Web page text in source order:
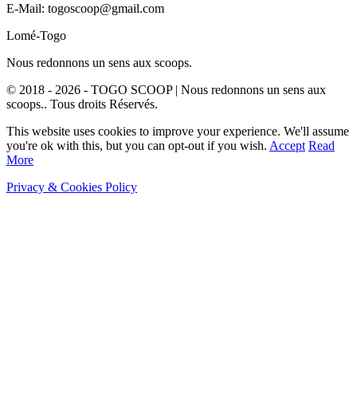
E-Mail: togoscoop@gmail.com
Lomé-Togo
Nous redonnons un sens aux scoops.
© 2018 - 2026 - TOGO SCOOP | Nous redonnons un sens aux
scoops.. Tous droits Réservés.
This website uses cookies to improve your experience. We'll assume
you're ok with this, but you can opt-out if you wish. Accept Read
More
Privacy & Cookies Policy